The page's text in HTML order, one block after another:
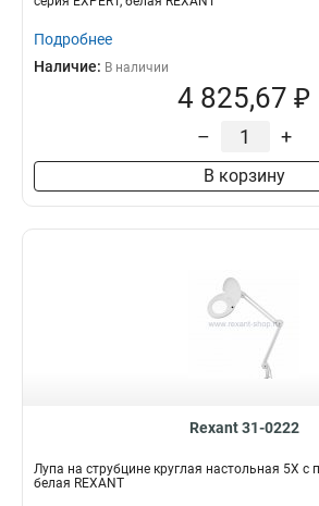
Подробнее
Наличие: В наличии
4 825,67 ₽
– +
В корзину
Rexant 31-0222
Лупа на струбцине круглая настольная 5Х с
белая REXANT